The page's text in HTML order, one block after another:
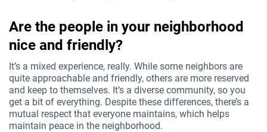
Are the people in your neighborhood
nice and friendly?
It’s a mixed experience, really. While some neighbors are
quite approachable and friendly, others are more reserved
and keep to themselves. It’s a diverse community, so you
get a bit of everything. Despite these differences, there’s a
mutual respect that everyone maintains, which helps
maintain peace in the neighborhood.